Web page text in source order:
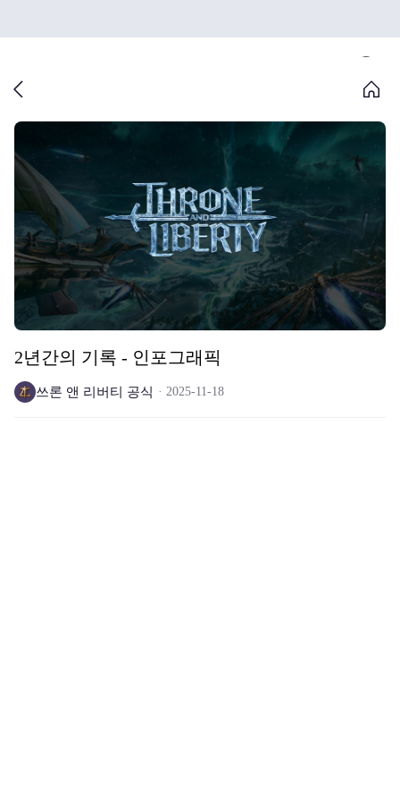
2년간의 기록 - 인포그래픽
쓰론 앤 리버티 공식 2025-11-18